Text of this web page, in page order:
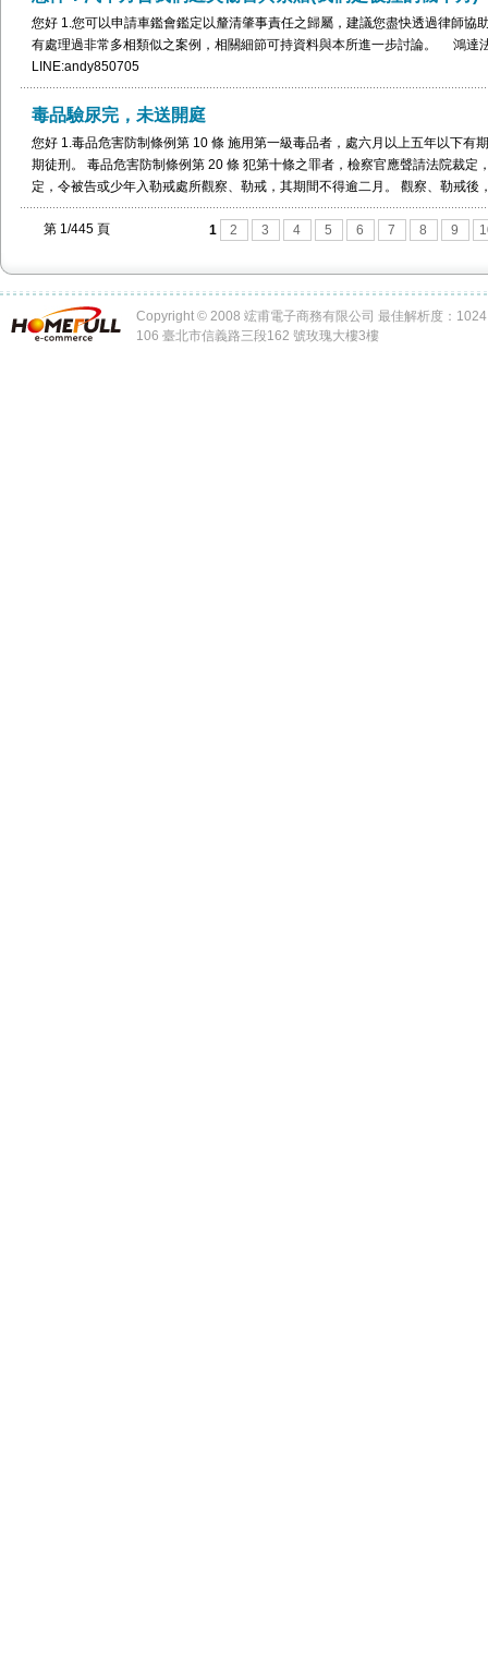
定。 三、接受第一項測試檢定前，吸食服用含酒精之物、毒品、迷幻藥、麻醉
通事故後，在接受第一項測試檢定前，吸食服用含酒精之物、毒品、迷幻藥、
華民國一百零八年四月十七日修正公布條文施行之日起，汽機車駕駛人於十年
六萬元罰鍰，第三次以上者按前次違反本項所處罰鍰金額加罰新臺幣十八萬元
駛執照，公路主管機關得公布其姓名、照片及違法事實；如肇事致人重傷或死
實施第一項第一款測試檢定者，司法警察官或司法警察得報請檢察官核發鑑定
構對其實施血液檢體採樣及酒精濃度測試檢定（以下簡稱血液測試檢定）；有
法警察得將其先行移由醫療或檢驗機構實施血液測試檢定，並應於實施後二十
不應許可者，應於三日內撤銷之，受血液測試檢定者得於受血液測試檢定後十
人，明知汽機車駕駛人有第一項各款情形，而不予禁止駕駛者，依第一項規定
第五項之情形之一，吊扣該汽機車牌照二年，並於移置保管該汽機車時，扣繳
該車輛。 租賃車業者已盡告知本條處罰規定之義務，汽機車駕駛人仍駕駛汽機
您好 1.您可以申請車鑑會鑑定以釐清肇事責任之歸屬，建議您盡快透過律師協
有處理過非常多相類似之案例，相關細節可持資料與本所進一步討論。 鴻達
LINE:andy850705
毒品驗尿完，未送開庭
您好 1.毒品危害防制條例第 10 條 施用第一級毒品者，處六月以上五年以下有
期徒刑。 毒品危害防制條例第 20 條 犯第十條之罪者，檢察官應聲請法院裁定
定，令被告或少年入勒戒處所觀察、勒戒，其期間不得逾二月。 觀察、勒戒
依據勒戒處所之陳報，認受觀察、勒戒人無繼續施用毒品傾向者，應即釋放，
觀察、勒戒人有繼續施用毒品傾向者，檢察官應聲請法院裁定或由少年法院（
行完畢釋放後，三年後再犯第十條之罪者，適用前二項之規定。 受觀察、勒戒
戒治期滿後，由公立就業輔導機構輔導就業。 2.本所過去即有處理過非常多相
步討論。 鴻達法律事務所 電話:0908388786 LINE:andy850705
第 1/445 頁 1 2 3 4 5 6 7 8 9
Copyright © 2008 竤甫電子商務有限公司 最佳解析度：
106 臺北市信義路三段162 號玫瑰大樓3樓